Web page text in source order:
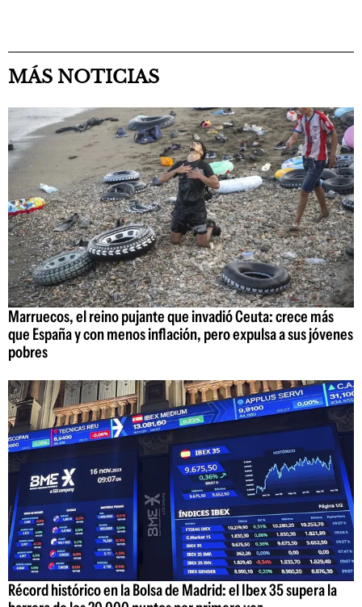
MÁS NOTICIAS
Marruecos, el reino pujante que invadió Ceuta: crece más
que España y con menos inflación, pero expulsa a sus jóvenes
pobres
Récord histórico en la Bolsa de Madrid: el Ibex 35 supera la